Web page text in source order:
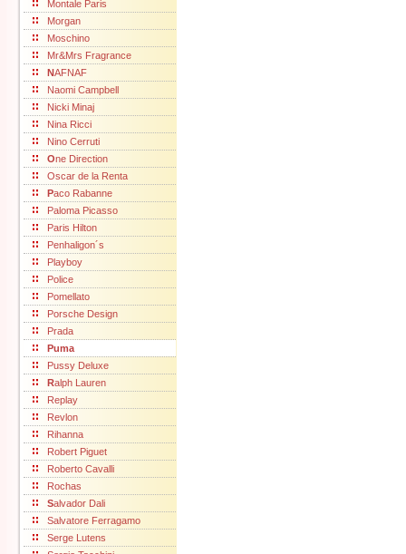
Montale Paris
Morgan
Moschino
Mr&Mrs Fragrance
NAFNAF
Naomi Campbell
Nicki Minaj
Nina Ricci
Nino Cerruti
One Direction
Oscar de la Renta
Paco Rabanne
Paloma Picasso
Paris Hilton
Penhaligon´s
Playboy
Police
Pomellato
Porsche Design
Prada
Puma
Pussy Deluxe
Ralph Lauren
Replay
Revlon
Rihanna
Robert Piguet
Roberto Cavalli
Rochas
Salvador Dali
Salvatore Ferragamo
Serge Lutens